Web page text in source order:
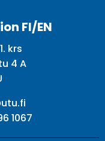
FI/EN
krs
4 A
1067